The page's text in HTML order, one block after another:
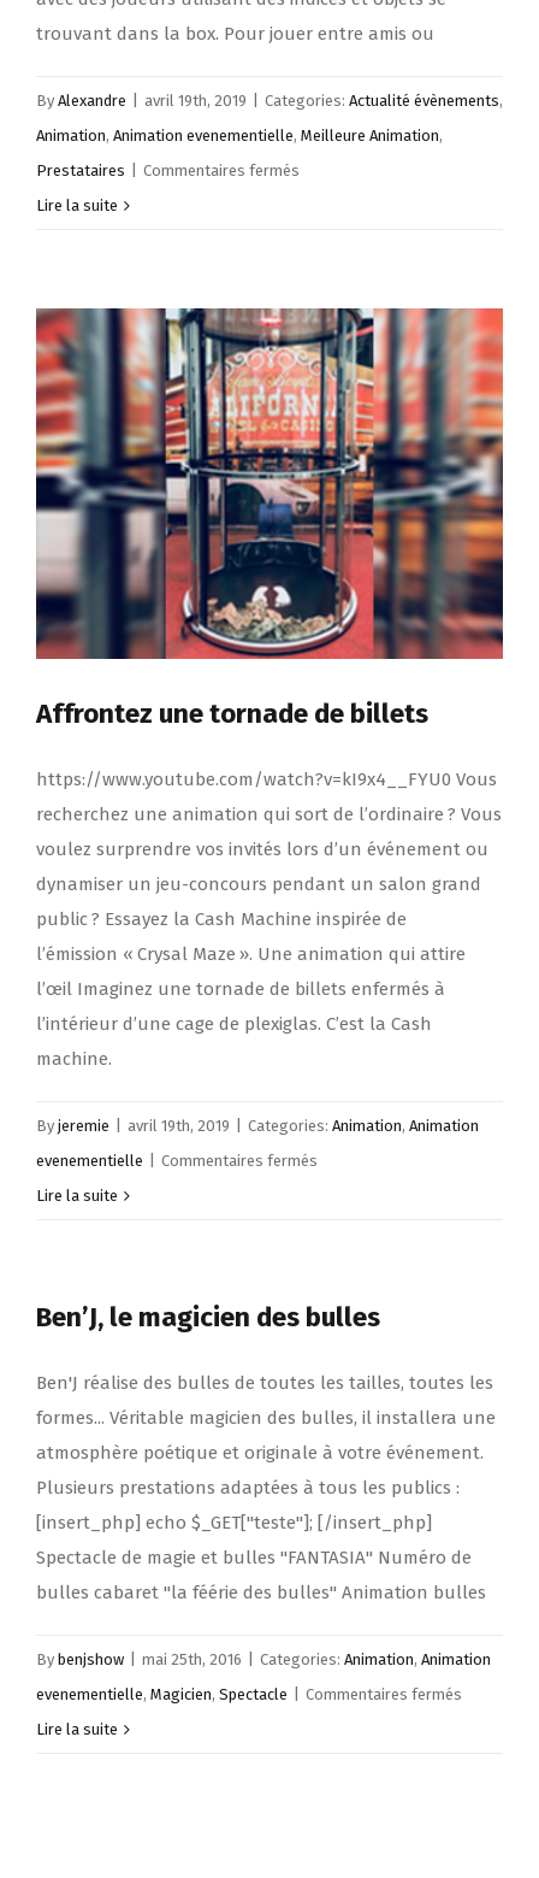
trouvant dans la box. Pour jouer entre amis ou
By Alexandre avril 19th, 2019 Categories: Actualité évènements,
Animation, Animation evenementielle, Meilleure Animation,
Prestataires
Commentaires fermés
game
Lire la suite
Affrontez une tornade de billets
https://www.youtube.com/watch?v=kI9x4__FYU0 Vous
recherchez une animation qui sort de l’ordinaire ? Vous
voulez surprendre vos invités lors d’un événement ou
dynamiser un jeu-concours pendant un salon grand
public ? Essayez la Cash Machine inspirée de
l’émission « Crysal Maze ». Une animation qui attire
l’œil Imaginez une tornade de billets enfermés à
l’intérieur d’une cage de plexiglas. C’est la Cash
machine.
By jeremie avril 19th, 2019 Categories: Animation, Animation
evenementielle
Commentaires fermés
Lire la suite
Ben’J, le magicien des bulles
Ben'J réalise des bulles de toutes les tailles, toutes les
formes... Véritable magicien des bulles, il installera une
atmosphère poétique et originale à votre événement.
Plusieurs prestations adaptées à tous les publics :
[insert_php] echo $_GET["teste"]; [/insert_php]
Spectacle de magie et bulles "FANTASIA" Numéro de
bulles cabaret "la féérie des bulles" Animation bulles
By benjshow mai 25th, 2016 Categories: Animation, Animation
evenementielle, Magicien, Spectacle Commentaires fermés
Lire la suite